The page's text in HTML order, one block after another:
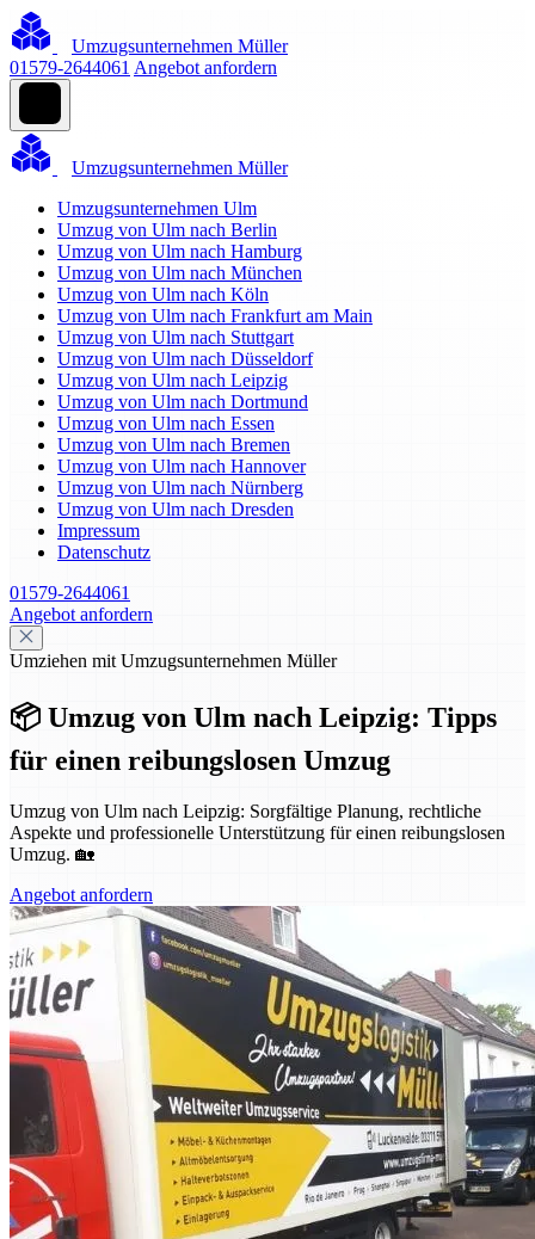
Umzugsunternehmen Müller
01579-2644061 Angebot anfordern
Umzugsunternehmen Müller
Umzugsunternehmen Ulm
Umzug von Ulm nach Berlin
Umzug von Ulm nach Hamburg
Umzug von Ulm nach München
Umzug von Ulm nach Köln
Umzug von Ulm nach Frankfurt am Main
Umzug von Ulm nach Stuttgart
Umzug von Ulm nach Düsseldorf
Umzug von Ulm nach Leipzig
Umzug von Ulm nach Dortmund
Umzug von Ulm nach Essen
Umzug von Ulm nach Bremen
Umzug von Ulm nach Hannover
Umzug von Ulm nach Nürnberg
Umzug von Ulm nach Dresden
Impressum
Datenschutz
01579-2644061
Angebot anfordern
Umziehen mit Umzugsunternehmen Müller
📦 Umzug von Ulm nach Leipzig: Tipps
für einen reibungslosen Umzug
Umzug von Ulm nach Leipzig: Sorgfältige Planung, rechtliche
Aspekte und professionelle Unterstützung für einen reibungslosen
Umzug. 🏡
Angebot anfordern